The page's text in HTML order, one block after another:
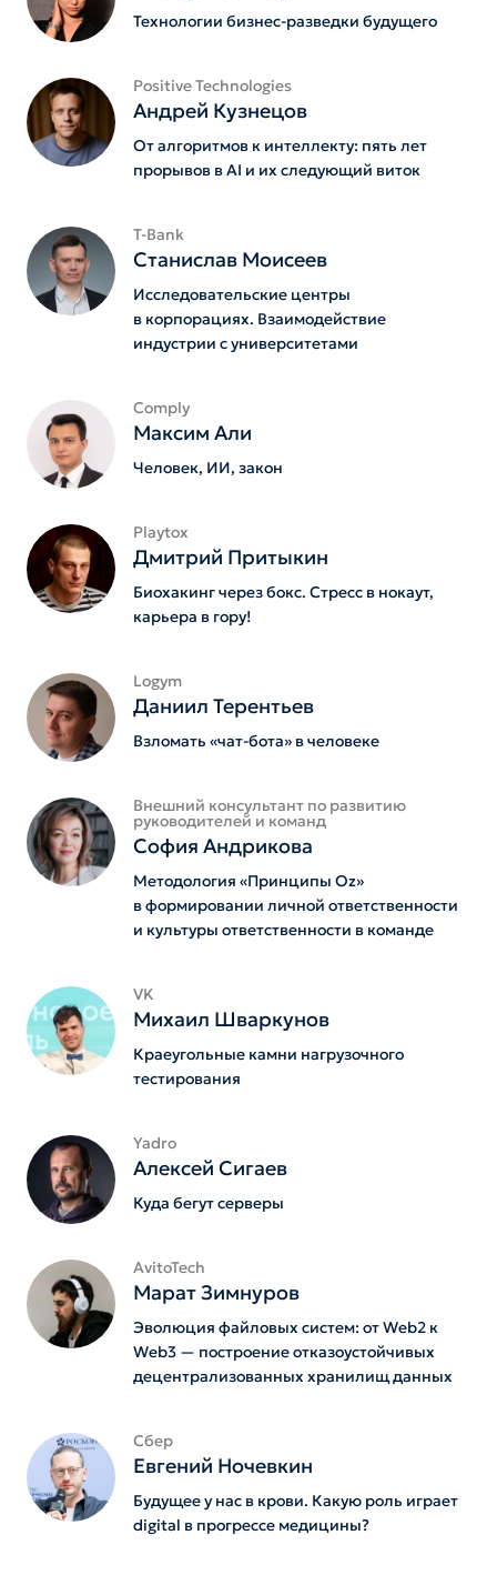
Технологии бизнес-разведки будущего
Positive Technologies
Андрей Кузнецов
От алгоритмов к интеллекту: пять лет
прорывов в AI и их следующий виток
T-Bank
Станислав Моисеев
Исследовательские центры
в корпорациях. Взаимодействие
индустрии с университетами
Comply
Максим Али
Человек, ИИ, закон
Playtox
Дмитрий Притыкин
Биохакинг через бокс. Стресс в нокаут,
карьера в гору!
Logym
Даниил Терентьев
Взломать «чат-бота» в человеке
Внешний консультант по развитию
руководителей и команд
София Андрикова
Методология «Принципы Oz»
в формировании личной ответственности
и культуры ответственности в команде
VK
Михаил Шваркунов
Краеугольные камни нагрузочного
тестирования
Yadro
Алексей Сигаев
Куда бегут серверы
AvitoTech
Марат Зимнуров
Эволюция файловых систем: от Web2 к
Web3 — построение отказоустойчивых
децентрализованных хранилищ данных
Сбер
Евгений Ночевкин
Будущее у нас в крови. Какую роль играет
digital в прогрессе медицины?